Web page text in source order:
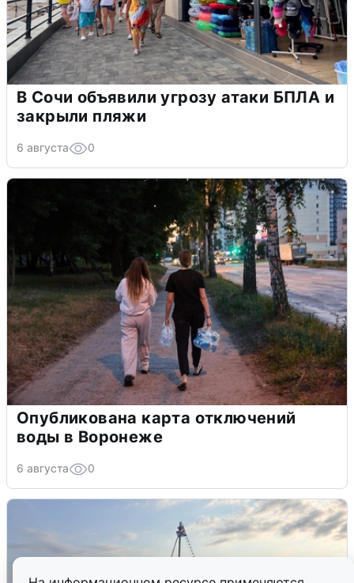
В Сочи объявили угрозу атаки БПЛА и
закрыли пляжи
6 августа 0
Опубликована карта отключений
воды в Воронеже
6 августа 0